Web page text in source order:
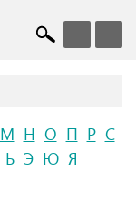
М Н О П Р С
Ь Э Ю Я